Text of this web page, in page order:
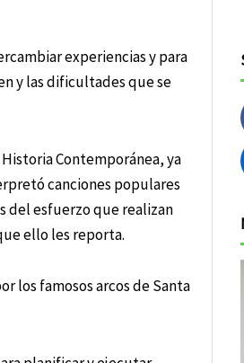
experiencias y para
y las dificultades que se
Contemporánea, ya
canciones populares
del esfuerzo que realizan
ello les reporta.
los famosos arcos de Santa